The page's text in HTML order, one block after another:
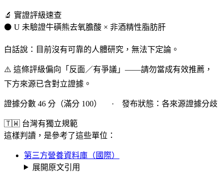
🔬 實證評級速查
⚫ U 未驗證牛磺熊去氧膽酸 × 非酒精性脂肪肝
白話說：目前沒有可靠的人體研究，無法下定論。
⚠️ 這條評級偏向「反面／有爭議」——請勿當成有效推薦，
下方來源已含對立證據。
證據分數 46 分（滿分 100） · 發布狀態：各來源證據分歧
🇹🇼 台灣有獨立規範
這樣判讀，是參考了這些單位：
第三方營養資料庫（國際）
展開原文引用